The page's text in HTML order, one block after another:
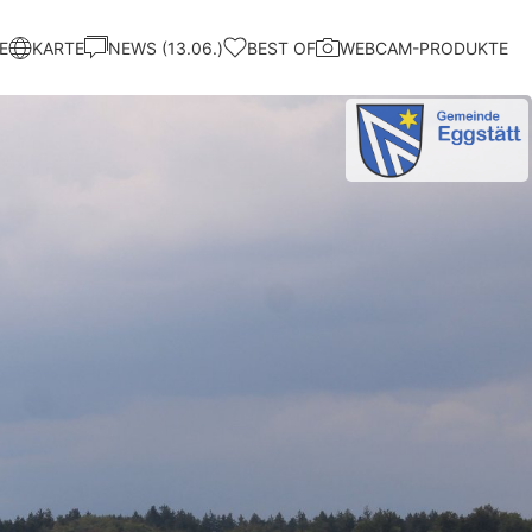
KARTE NEWS (13.06.) BEST OF WEBCAM-PRODUKTE